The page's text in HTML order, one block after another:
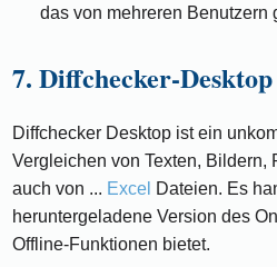
das von mehreren Benutzern
7. Diffchecker-Desktop
Diffchecker Desktop ist ein
Vergleichen von Texten, Bildern,
auch von ... Excel Dateien. Es
heruntergeladene Version des
Offline-Funktionen bietet.